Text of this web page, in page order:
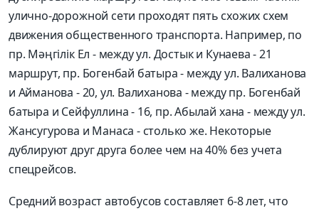
улично-дорожной сети проходят пять схожих схем
движения общественного транспорта. Например, по
пр. Мәңгілік Ел - между ул. Достык и Кунаева - 21
маршрут, пр. Богенбай батыра - между ул. Валиханова
и Айманова - 20, ул. Валиханова - между пр. Богенбай
батыра и Сейфуллина - 16, пр. Абылай хана - между ул.
Жансугурова и Манаса - столько же. Некоторые
дублируют друг друга более чем на 40% без учета
спецрейсов.
Средний возраст автобусов составляет 6-8 лет, что